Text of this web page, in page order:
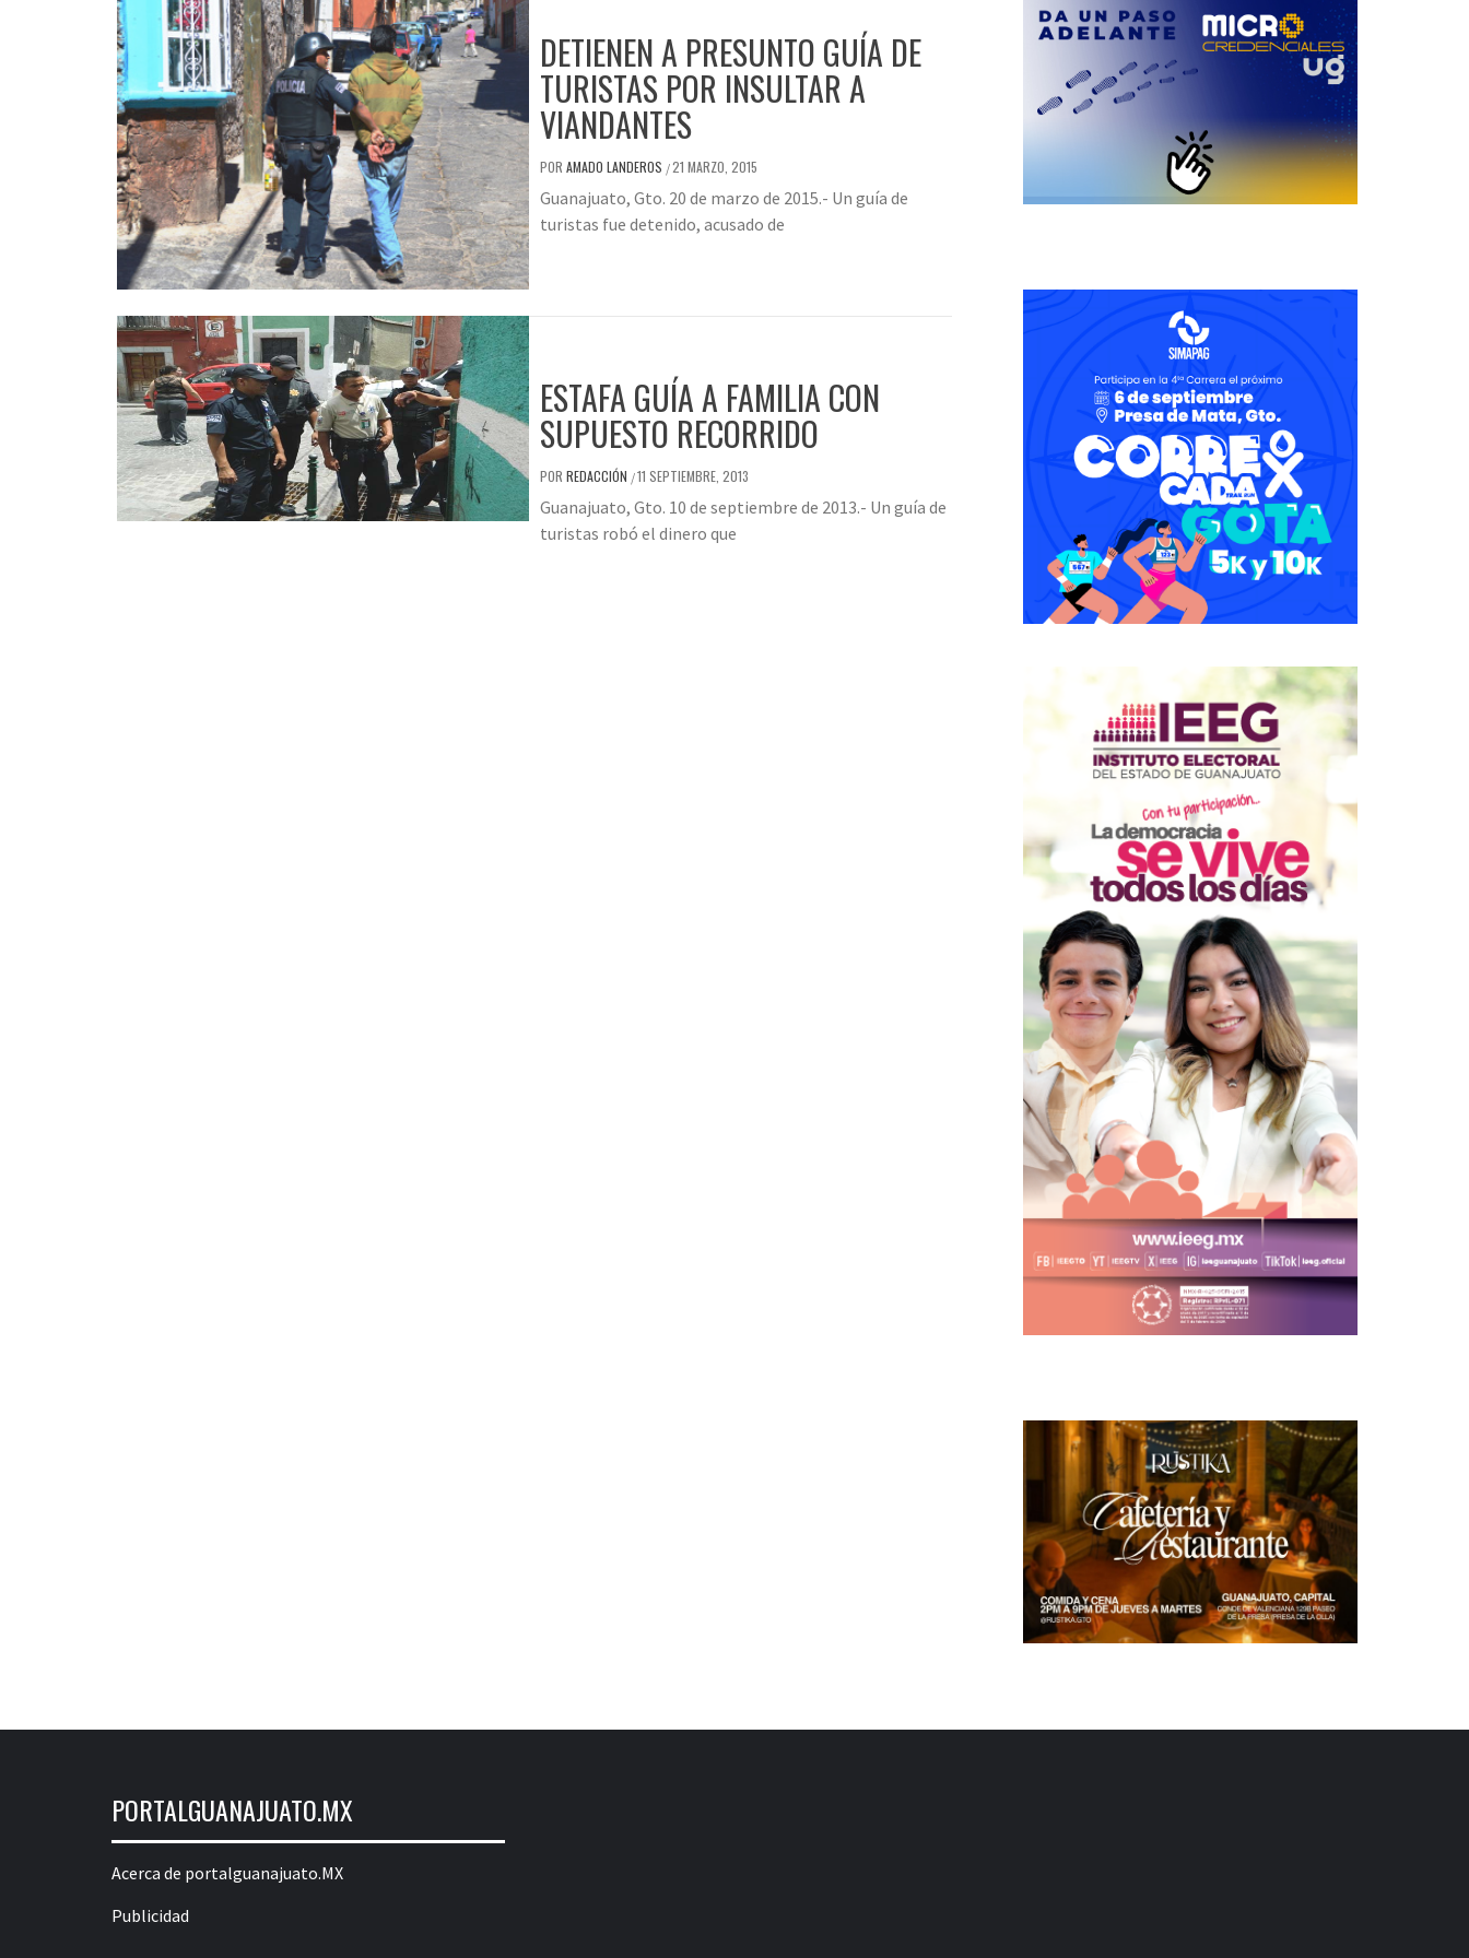
DETIENEN A PRESUNTO GUÍA DE
TURISTAS POR INSULTAR A
VIANDANTES
POR AMADO LANDEROS /21 MARZO, 2015
Guanajuato, Gto. 20 de marzo de 2015.- Un guía de
turistas fue detenido, acusado de
ESTAFA GUÍA A FAMILIA CON
SUPUESTO RECORRIDO
POR REDACCIÓN /11 SEPTIEMBRE, 2013
Guanajuato, Gto. 10 de septiembre de 2013.- Un guía de
turistas robó el dinero que
PORTALGUANAJUATO.MX
Acerca de portalguanajuato.MX
Publicidad